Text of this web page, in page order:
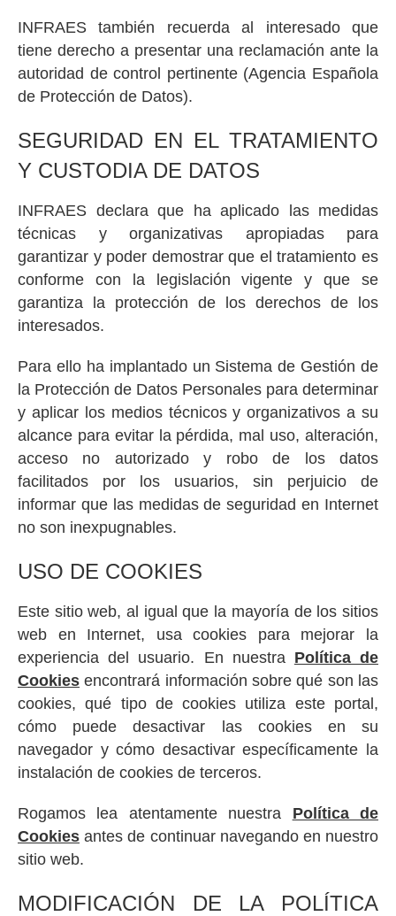
INFRAES también recuerda al interesado que
tiene derecho a presentar una reclamación ante la
autoridad de control pertinente (Agencia Española
de Protección de Datos).
SEGURIDAD EN EL TRATAMIENTO
Y CUSTODIA DE DATOS
INFRAES declara que ha aplicado las medidas
técnicas y organizativas apropiadas para
garantizar y poder demostrar que el tratamiento es
conforme con la legislación vigente y que se
garantiza la protección de los derechos de los
interesados.
Para ello ha implantado un Sistema de Gestión de
la Protección de Datos Personales para determinar
y aplicar los medios técnicos y organizativos a su
alcance para evitar la pérdida, mal uso, alteración,
acceso no autorizado y robo de los datos
facilitados por los usuarios, sin perjuicio de
informar que las medidas de seguridad en Internet
no son inexpugnables.
USO DE COOKIES
Este sitio web, al igual que la mayoría de los sitios
web en Internet, usa cookies para mejorar la
experiencia del usuario. En nuestra Política de
Cookies encontrará información sobre qué son las
cookies, qué tipo de cookies utiliza este portal,
cómo puede desactivar las cookies en su
navegador y cómo desactivar específicamente la
instalación de cookies de terceros.
Rogamos lea atentamente nuestra Política de
Cookies antes de continuar navegando en nuestro
sitio web.
MODIFICACIÓN DE LA POLÍTICA